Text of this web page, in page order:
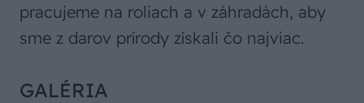
pracujeme na roliach a v záhradách, aby
sme z darov prírody získali čo najviac.
GALÉRIA